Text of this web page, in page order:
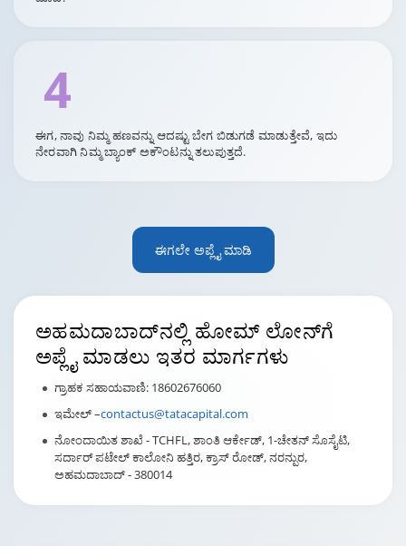
4
ಈಗ, ನಾವು ನಿಮ್ಮ ಹಣವನ್ನು ಆದಷ್ಟು ಬೇಗ ಬಿಡುಗಡೆ ಮಾಡುತ್ತೇವೆ, ಇದು
ನೇರವಾಗಿ ನಿಮ್ಮ ಬ್ಯಾಂಕ್ ಅಕೌಂಟನ್ನು ತಲುಪುತ್ತದೆ.
ಈಗಲೇ ಅಪ್ಲೈ ಮಾಡಿ
ಅಹಮದಾಬಾದ್‌ನಲ್ಲಿ ಹೋಮ್ ಲೋನ್‌ಗೆ
ಅಪ್ಲೈ ಮಾಡಲು ಇತರ ಮಾರ್ಗಗಳು
ಗ್ರಾಹಕ ಸಹಾಯವಾಣಿ: 18602676060
ಇಮೇಲ್ –contactus@tatacapital.com
ನೋಂದಾಯಿತ ಶಾಖೆ - TCHFL, ಶಾಂತಿ ಆರ್ಕೇಡ್, 1-ಚೇತನ್ ಸೊಸೈಟಿ,
ಸರ್ದಾರ್ ಪಟೇಲ್ ಕಾಲೋನಿ ಹತ್ತಿರ, ಕ್ರಾಸ್ ರೋಡ್, ನರನ್ಪುರ,
ಅಹಮದಾಬಾದ್ - 380014